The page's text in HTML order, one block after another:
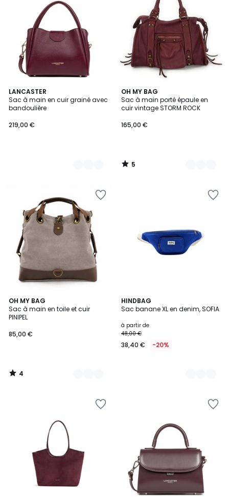
LANCASTER
Sac à main en cuir grainé avec
bandoulière
219,00 €
9
Couleurs
OH MY BAG
Sac à main porté épaule en
cuir vintage STORM ROCK
165,00 €
5
/
5
9
Couleurs
5
/
OH MY BAG
Sac à main en toile et cuir
PINIPEL
85,00 €
4
/
5
8
Couleurs
4
/
HINDBAG
Sac banane XL en denim, SOFIA
à partir de
48,00 €
38,40 € -20%
16
Couleurs